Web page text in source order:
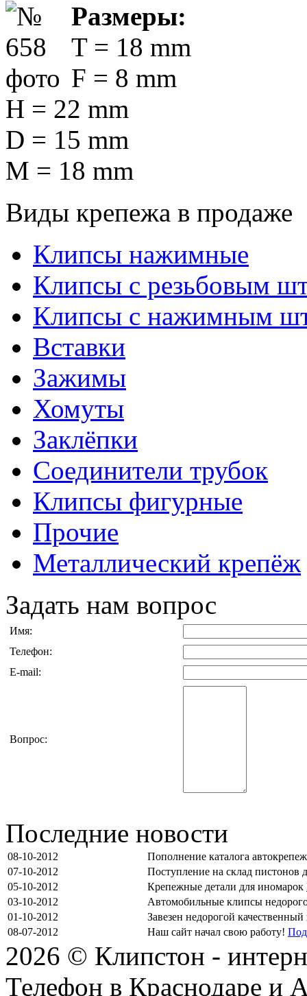
Размеры:
T = 18 mm
F = 8 mm
H = 22 mm
D = 15 mm
M = 18 mm
Виды крепежа в продаже
Клипсы нажимные
Клипсы с резьбовым
Клипсы с нажимным
Вставки
Зажимы
Хомуты
Заклёпки
Соединители трубок
Клипсы фигурные
Прочие
Металлический крепёж
Задать нам вопрос
Имя:
Телефон:
E-mail:
Вопрос:
Последние новости
08-10-2012
Пополнение каталога
07-10-2012
Поступление на склад пистонов
05-10-2012
Крепежные детали для иномарок
03-10-2012
Автомобильные клипсы
01-10-2012
Завезен недорогой
08-07-2012
Наш сайт начал свою работу!
2026 © Клипстон -
Телефон в Краснодаре и